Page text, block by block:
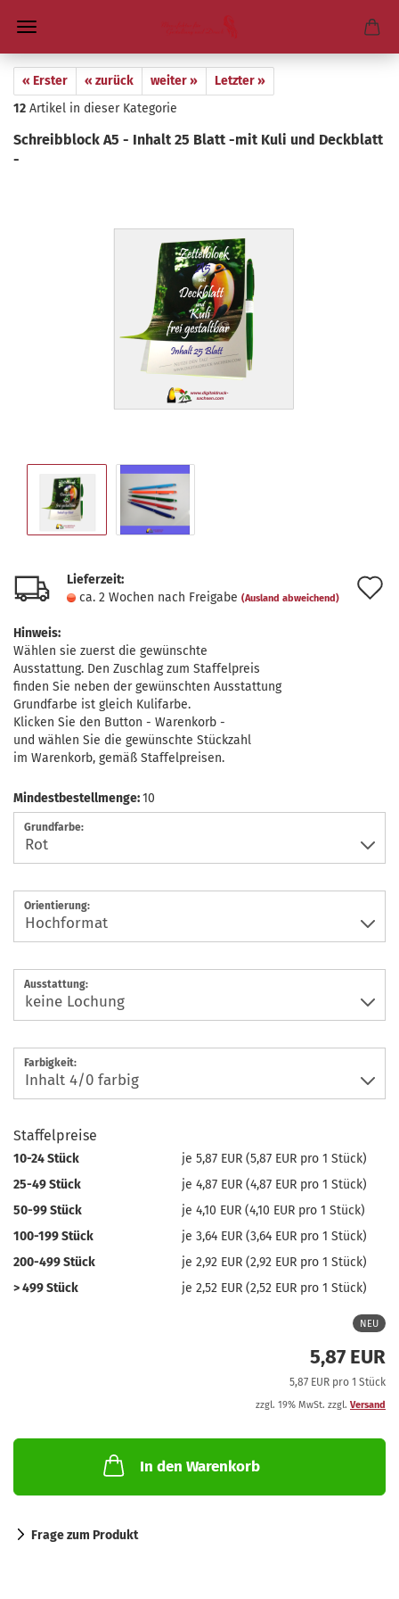
« Erster « zurück weiter »
Letzter »
12 Artikel in dieser Kategorie
Schreib­block A5 - In­halt 25 Blatt -mit Kuli und Deck­blatt
-
Lieferzeit:
ca. 2 Wochen nach Freigabe (Ausland abweichend)
Hinweis:
Wählen sie zuerst die gewünschte
Ausstattung. Den Zuschlag zum Staffelpreis
finden Sie neben der gewünschten Ausstattung
Grundfarbe ist gleich Kulifarbe.
Klicken Sie den Button - Warenkorb -
und wählen Sie die gewünschte Stückzahl
im Warenkorb, gemäß Staffelpreisen.
Mindestbestellmenge:10
Grundfarbe:
Orientierung:
Ausstattung:
Farbigkeit:
Staffelpreise
10-24 Stück
je 5,87 EUR (5,87 EUR pro 1 Stück)
25-49 Stück
je 4,87 EUR (4,87 EUR pro 1 Stück)
50-99 Stück
je 4,10 EUR (4,10 EUR pro 1 Stück)
100-199 Stück
je 3,64 EUR (3,64 EUR pro 1 Stück)
200-499 Stück
je 2,92 EUR (2,92 EUR pro 1 Stück)
> 499 Stück
je 2,52 EUR (2,52 EUR pro 1 Stück)
NEU
5,87 EUR
5,87 EUR pro 1 Stück
zzgl. 19% MwSt. zzgl. Versand
In den Warenkorb
Frage zum Produkt